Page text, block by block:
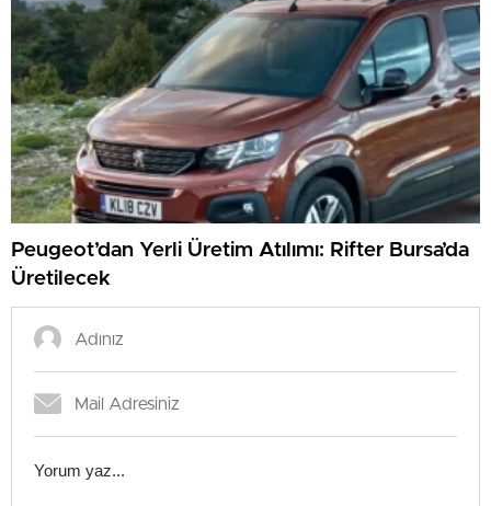
Peugeot’dan Yerli Üretim Atılımı: Rifter Bursa’da
Üretilecek